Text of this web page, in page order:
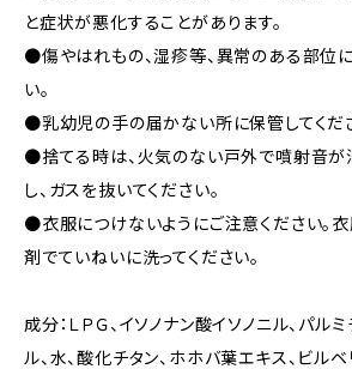
と症状が悪化することがあります。
●傷やはれもの、湿疹等、異常のある部位
い。
●乳幼児の手の届かない所に保管してくだ
●捨てる時は、火気のない戸外で噴射音が
し、ガスを抜いてください。
●衣服につけないようにご注意ください。
剤でていねいに洗ってください。
成分：ＬＰＧ、イソノナン酸イソノニル、パル
ル、水、酸化チタン、ホホバ葉エキス、ビル